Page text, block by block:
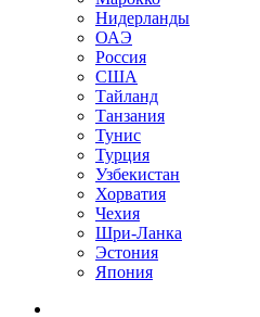
Нидерланды
ОАЭ
Россия
США
Тайланд
Танзания
Тунис
Турция
Узбекистан
Хорватия
Чехия
Шри-Ланка
Эстония
Япония